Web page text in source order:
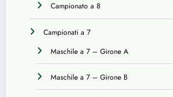
Campionato a 8
Campionati a 7
Maschile a 7 – Girone A
Maschile a 7 – Girone B